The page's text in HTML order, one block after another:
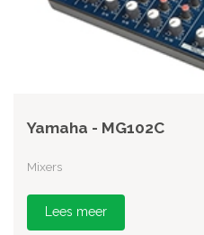
Yamaha - MG102C
Mixers
Lees meer